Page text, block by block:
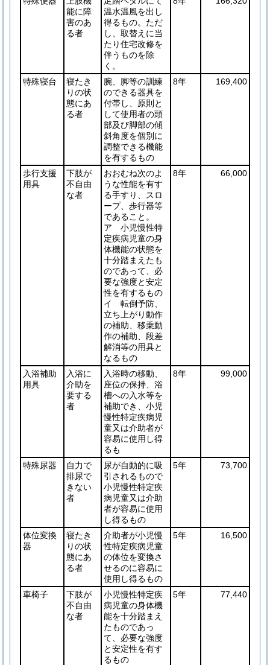
能に障
害のあ
る者
温水温風を出し
得るもの。ただ
し、取替えに当
たり住宅改修を
伴うものを除
く。
特殊寝台
寝たき
りの状
態にあ
る者
腕、脚等の訓練
のできる器具を
付帯し、原則と
して使用者の頭
部及び脚部の傾
斜角度を個別に
調整できる機能
を有するもの
8年 169,400
歩行支援
用具
下肢が
不自由
な者
おおむね次のよ
うな性能を有す
る手すり、スロ
ープ、歩行器等
であること。
ア 小児慢性特
定疾病児童の身
体機能の状態を
十分踏まえたも
のであって、必
要な強度と安定
性を有するもの
イ 転倒予防、
立ち上がり動作
の補助、移乗動
作の補助、段差
解消等の用具と
なるもの
8年 66,000
入浴補助
用具
入浴に
介助を
要する
者
入浴時の移動、
座位の保持、浴
槽への入水等を
補助でき、小児
慢性特定疾病児
童又は介助者が
容易に使用し得
るも
8年 99,000
特殊尿器
自力で
排尿で
きない
者
尿が自動的に吸
引されるもので
小児慢性特定疾
病児童又は介助
者が容易に使用
し得るもの
5年 73,700
体位変換
器
寝たき
りの状
態にあ
る者
介助者が小児慢
性特定疾病児童
の体位を変換さ
せるのに容易に
使用し得るもの
5年 16,500
車椅子
下肢が
不自由
な者
小児慢性特定疾
病児童の身体機
能を十分踏まえ
たものであっ
て、必要な強度
と安定性を有す
るもの
5年 77,440